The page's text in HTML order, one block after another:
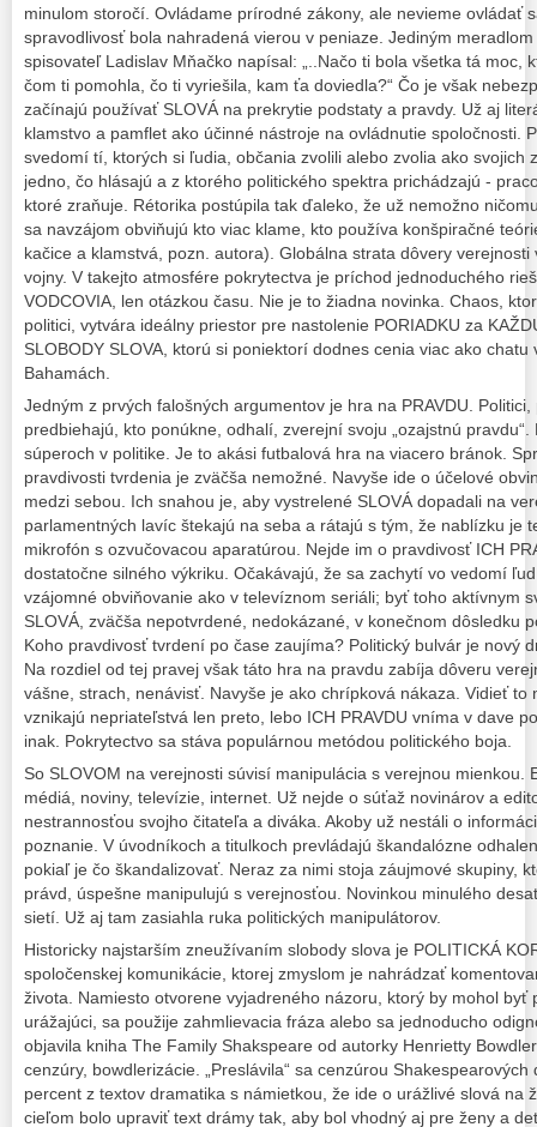
minulom storočí. Ovládame prírodné zákony, ale nevieme ovládať
spravodlivosť bola nahradená vierou v peniaze. Jediným
spisovateľ Ladislav Mňačko napísal: „..Načo ti bola všetka tá moc,
čom ti pomohla, čo ti vyriešila, kam ťa doviedla?“ Čo je však
začínajú používať SLOVÁ na prekrytie podstaty a pravdy. Už aj
klamstvo a pamflet ako účinné nástroje na ovládnutie spoločnosti.
svedomí tí, ktorých si ľudia, občania zvolili alebo zvolia ako svojich
jedno, čo hlásajú a z ktorého politického spektra prichádzajú ‑
ktoré zraňuje. Rétorika postúpila tak ďaleko, že už nemožno
sa navzájom obviňujú kto viac klame, kto používa konšpiračné
kačice a klamstvá, pozn. autora). Globálna strata dôvery
vojny. V takejto atmosfére pokrytectva je príchod jednoduchého
VODCOVIA, len otázkou času. Nie je to žiadna novinka. Chaos,
politici, vytvára ideálny priestor pre nastolenie PORIADKU za
SLOBODY SLOVA, ktorú si poniektorí dodnes cenia viac ako chatu
Bahamách.
Jedným z prvých falošných argumentov je hra na PRAVDU.
predbiehajú, kto ponúkne, odhalí, zverejní svoju „ozajstnú
súperoch v politike. Je to akási futbalová hra na viacero bránok.
pravdivosti tvrdenia je zväčša nemožné. Navyše ide o účelové
medzi sebou. Ich snahou je, aby vystrelené SLOVÁ dopadali na
parlamentných lavíc štekajú na seba a rátajú s tým, že nablízku je
mikrofón s ozvučovacou aparatúrou. Nejde im o pravdivosť ICH
dostatočne silného výkriku. Očakávajú, že sa zachytí vo vedomí
vzájomné obviňovanie ako v televíznom seriáli; byť toho aktívnym
SLOVÁ, zväčša nepotvrdené, nedokázané, v konečnom dôsledku
Koho pravdivosť tvrdení po čase zaujíma? Politický bulvár je nový
Na rozdiel od tej pravej však táto hra na pravdu zabíja dôveru
vášne, strach, nenávisť. Navyše je ako chrípková nákaza. Vidieť
vznikajú nepriateľstvá len preto, lebo ICH PRAVDU vníma v dave
inak. Pokrytectvo sa stáva populárnou metódou politického boja.
So SLOVOM na verejnosti súvisí manipulácia s verejnou mienkou.
médiá, noviny, televízie, internet. Už nejde o súťaž novinárov a
nestrannosťou svojho čitateľa a diváka. Akoby už nestáli o
poznanie. V úvodníkoch a titulkoch prevládajú škandalózne
pokiaľ je čo škandalizovať. Neraz za nimi stoja záujmové skupiny,
právd, úspešne manipulujú s verejnosťou. Novinkou minulého
sietí. Už aj tam zasiahla ruka politických manipulátorov.
Historicky najstarším zneužívaním slobody slova je POLITICKÁ
spoločenskej komunikácie, ktorej zmyslom je nahrádzať
života. Namiesto otvorene vyjadreného názoru, ktorý by mohol byť
urážajúci, sa použije zahmlievacia fráza alebo sa jednoducho
objavila kniha The Family Shakspeare od autorky Henrietty
cenzúry, bowdlerizácie. „Preslávila“ sa cenzúrou
percent z textov dramatika s námietkou, že ide o urážlivé slová na
cieľom bolo upraviť text drámy tak, aby bol vhodný aj pre ženy a